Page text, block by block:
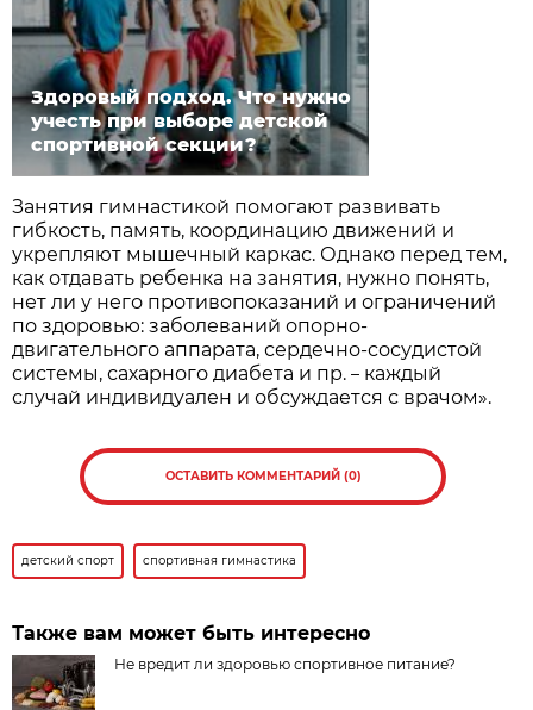
Здоровый подход. Что нужно
учесть при выборе детской
спортивной секции?
Занятия гимнастикой помогают развивать
гибкость, память, координацию движений и
укрепляют мышечный каркас. Однако перед тем,
как отдавать ребенка на занятия, нужно понять,
нет ли у него противопоказаний и ограничений
по здоровью: заболеваний опорно-
двигательного аппарата, сердечно-сосудистой
системы, сахарного диабета и пр.– каждый
случай индивидуален и обсуждается с врачом».
ОСТАВИТЬ КОММЕНТАРИЙ (0)
детский спорт спортивная гимнастика
Также вам может быть интересно
Не вредит ли здоровью спортивное питание?